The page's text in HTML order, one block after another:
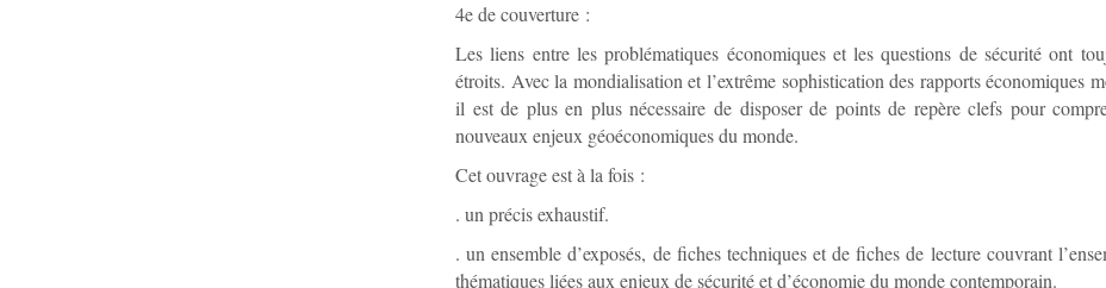
4e de couverture :
Les liens entre les problématiques économiques et les questions de sécurité ont
étroits. Avec la mondialisation et l’extrême sophistication des rapports économiques
il est de plus en plus nécessaire de disposer de points de repère clefs pour
nouveaux enjeux géoéconomiques du monde.
Cet ouvrage est à la fois :
. un précis exhaustif.
. un ensemble d’exposés, de fiches techniques et de fiches de lecture couvrant
thématiques liées aux enjeux de sécurité et d’économie du monde contemporain.